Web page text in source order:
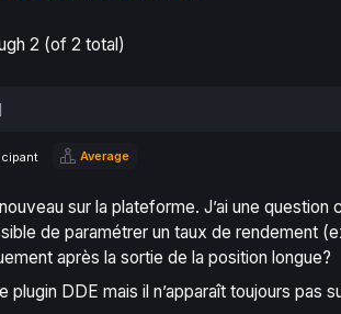
2 (of 2 total)
Average
sur la plateforme. J’ai une
de paramétrer un taux de rendement
après la sortie de la position longue?
plugin DDE mais il n’apparaît toujours pas